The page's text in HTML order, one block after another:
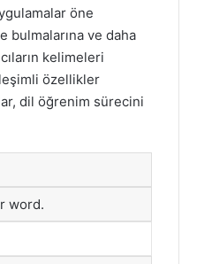
öne
bulmalarına ve daha
kelimeleri
özellikler
dil öğrenim sürecini
word.